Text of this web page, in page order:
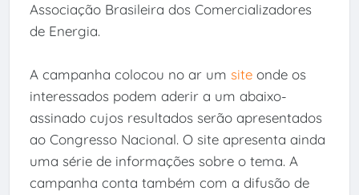
Associação Brasileira dos Comercializadores
de Energia.
A campanha colocou no ar um siteonde os
interessados podem aderir a um abaixo-
assinado cujos resultados serão apresentados
ao Congresso Nacional. O site apresenta ainda
uma série de informações sobre o tema. A
campanha conta também com a difusão de